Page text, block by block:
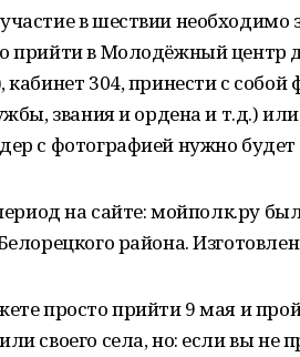
в шествии необходимо
прийти в Молодёжный центр
304, принести с
звания и ордена и т.д.)
с фотографией нужно будет
на сайте: мойполк.ру
района.
просто прийти 9 мая и
своего села, но: если вы не